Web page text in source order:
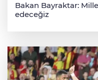
Bakan Bayraktar:
edeceğiz